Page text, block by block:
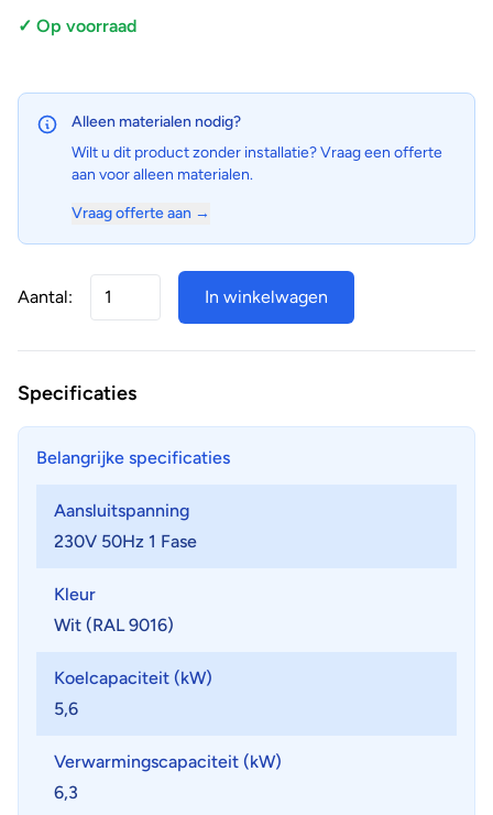
✓ Op voorraad
Alleen materialen nodig?
Wilt u dit product zonder installatie? Vraag een offerte
aan voor alleen materialen.
Vraag offerte aan →
Aantal: In winkelwagen
Specificaties
Belangrijke specificaties
Aansluitspanning
230V 50Hz 1 Fase
Kleur
Wit (RAL 9016)
Koelcapaciteit (kW)
5,6
Verwarmingscapaciteit (kW)
6,3